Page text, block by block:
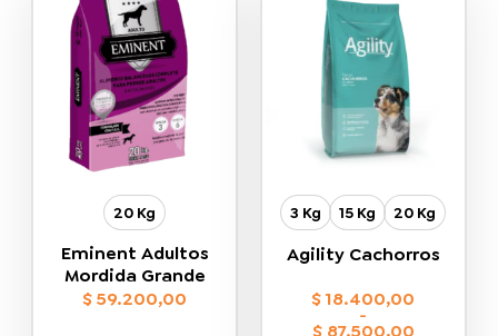
20 Kg
Eminent Adultos
Mordida Grande
$59.200,00
3 Kg 15 Kg 20 Kg
Agility Cachorros
$18.400,00
-
$87.500,00